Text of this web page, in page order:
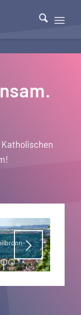
4 5 6 7 8 9